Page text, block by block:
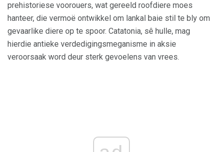
prehistoriese voorouers, wat gereeld roofdiere moes
hanteer, die vermoë ontwikkel om lankal baie stil te bly om
gevaarlike diere op te spoor. Catatonia, sê hulle, mag
hierdie antieke verdedigingsmeganisme in aksie
veroorsaak word deur sterk gevoelens van vrees.